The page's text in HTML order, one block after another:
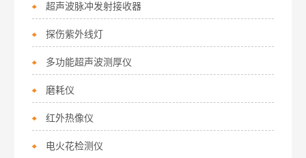
超声波脉冲发射接收器
探伤紫外线灯
多功能超声波测厚仪
磨耗仪
红外热像仪
电火花检测仪